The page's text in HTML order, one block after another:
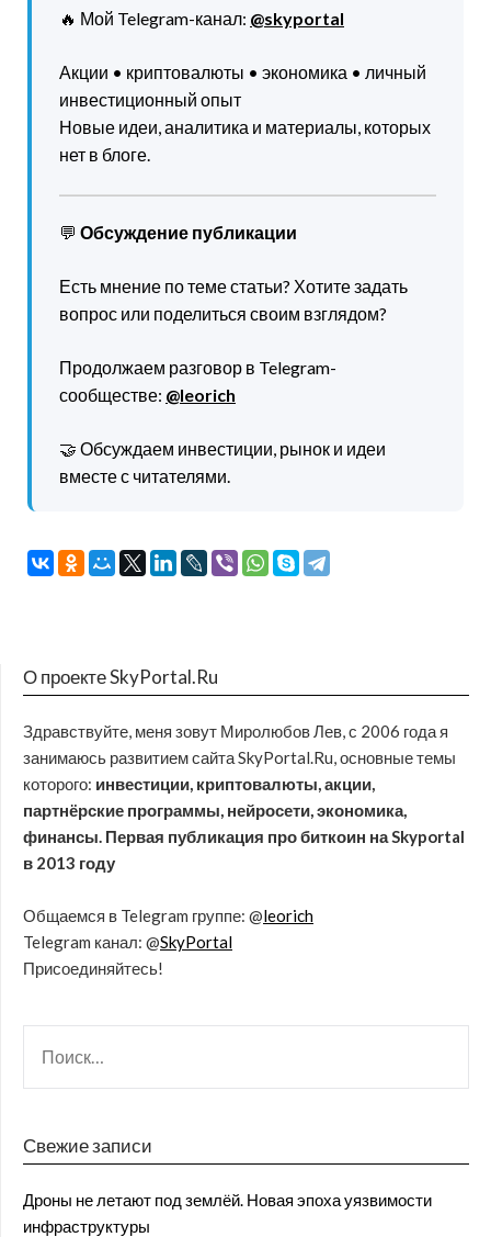
🔥 Мой Telegram-канал: @skyportal
Акции • криптовалюты • экономика • личный
инвестиционный опыт
Новые идеи, аналитика и материалы, которых
нет в блоге.
💬 Обсуждение публикации
Есть мнение по теме статьи? Хотите задать
вопрос или поделиться своим взглядом?
Продолжаем разговор в Telegram-
сообществе: @leorich
🤝 Обсуждаем инвестиции, рынок и идеи
вместе с читателями.
О проекте SkyPortal.Ru
Здравствуйте, меня зовут Миролюбов Лев, с 2006 года я
занимаюсь развитием сайта SkyPortal.Ru, основные темы
которого: инвестиции, криптовалюты, акции,
партнёрские программы, нейросети, экономика,
финансы. Первая публикация про биткоин на Skyportal
в 2013 году
Общаемся в Telegram группе: @leorich
Telegram канал: @SkyPortal
Присоединяйтесь!
Свежие записи
Дроны не летают под землёй. Новая эпоха уязвимости
инфраструктуры